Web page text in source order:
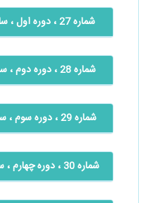
شماره 27 ، دوره اول ، سال سوم ، تابستان 1399
شماره 28 ، دوره دوم ، سال سوم ، تابستان 1399
شماره 29 ، دوره سوم ، سال سوم ، تابستان 1399
شماره 30 ، دوره چهارم ، سال سوم ، تابستان 1399